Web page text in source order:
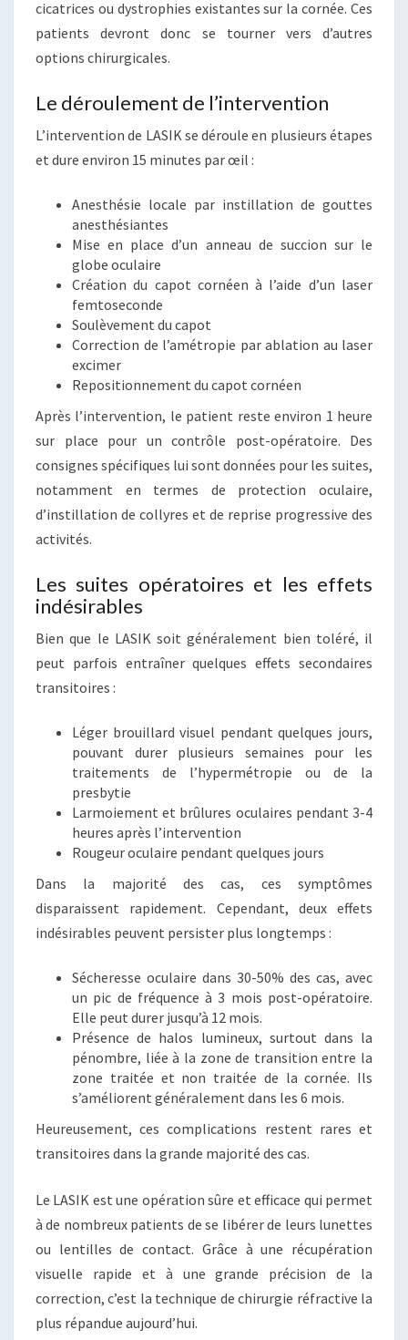
cicatrices ou dystrophies existantes sur la cornée. Ces
patients devront donc se tourner vers d’autres
options chirurgicales.
Le déroulement de l’intervention
L’intervention de LASIK se déroule en plusieurs étapes
et dure environ 15 minutes par œil :
Anesthésie locale par instillation de gouttes
anesthésiantes
Mise en place d’un anneau de succion sur le
globe oculaire
Création du capot cornéen à l’aide d’un laser
femtoseconde
Soulèvement du capot
Correction de l’amétropie par ablation au laser
excimer
Repositionnement du capot cornéen
Après l’intervention, le patient reste environ 1 heure
sur place pour un contrôle post-opératoire. Des
consignes spécifiques lui sont données pour les suites,
notamment en termes de protection oculaire,
d’instillation de collyres et de reprise progressive des
activités.
Les suites opératoires et les effets
indésirables
Bien que le LASIK soit généralement bien toléré, il
peut parfois entraîner quelques effets secondaires
transitoires :
Léger brouillard visuel pendant quelques jours,
pouvant durer plusieurs semaines pour les
traitements de l’hypermétropie ou de la
presbytie
Larmoiement et brûlures oculaires pendant 3-4
heures après l’intervention
Rougeur oculaire pendant quelques jours
Dans la majorité des cas, ces symptômes
disparaissent rapidement. Cependant, deux effets
indésirables peuvent persister plus longtemps :
Sécheresse oculaire dans 30-50% des cas, avec
un pic de fréquence à 3 mois post-opératoire.
Elle peut durer jusqu’à 12 mois.
Présence de halos lumineux, surtout dans la
pénombre, liée à la zone de transition entre la
zone traitée et non traitée de la cornée. Ils
s’améliorent généralement dans les 6 mois.
Heureusement, ces complications restent rares et
transitoires dans la grande majorité des cas.
Le LASIK est une opération sûre et efficace qui permet
à de nombreux patients de se libérer de leurs lunettes
ou lentilles de contact. Grâce à une récupération
visuelle rapide et à une grande précision de la
correction, c’est la technique de chirurgie réfractive la
plus répandue aujourd’hui.